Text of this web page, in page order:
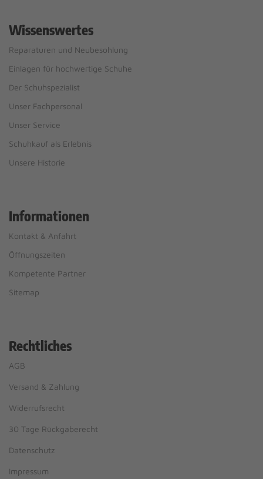
Wissenswertes
Reparaturen und Neubesohlung
Einlagen für hochwertige Schuhe
Der Schuhspezialist
Unser Fachpersonal
Unser Service
Schuhkauf als Erlebnis
Unsere Historie
Informationen
Kontakt & Anfahrt
Öffnungszeiten
Kompetente Partner
Sitemap
Rechtliches
AGB
Versand & Zahlung
Widerrufsrecht
30 Tage Rückgaberecht
Datenschutz
Impressum